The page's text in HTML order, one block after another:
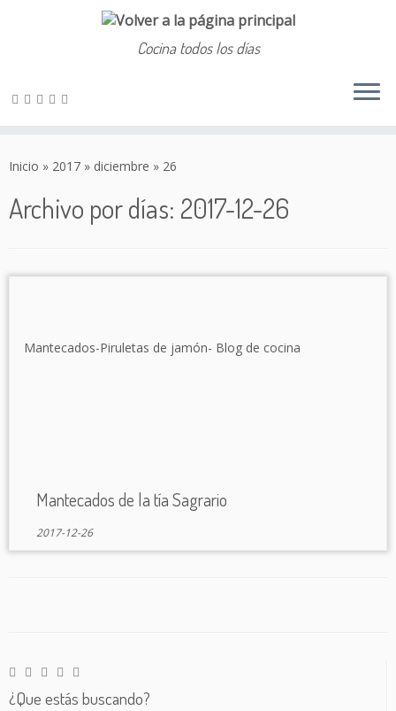
Cocina todos los días
Inicio » 2017 » diciembre » 26
Archivo por días: 2017-12-26
Mantecados de la tía Sagrario
2017-12-26
¿Que estás buscando?